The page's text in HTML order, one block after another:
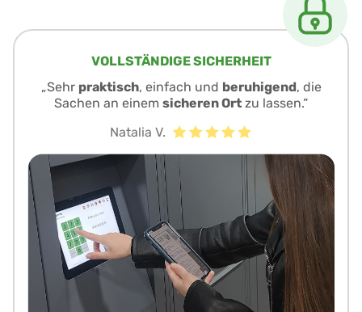
VOLLSTÄNDIGE SICHERHEIT
„Sehr praktisch, einfach und beruhigend, die
Sachen an einem sicheren Ort zu lassen.“
Natalia V.